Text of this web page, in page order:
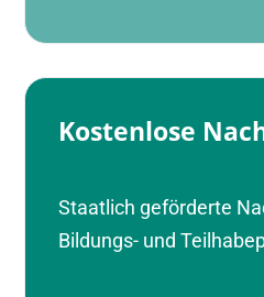
Kostenlose
Staatlich geförderte
Bildungs- und